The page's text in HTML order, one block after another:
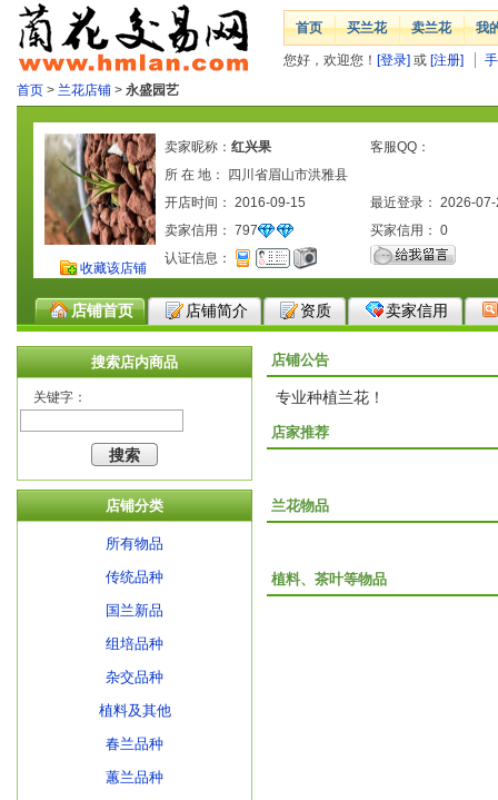
首页 买兰花 卖兰花 我
您好，欢迎您！ [登录] 或 [注册]
首页 > 兰花店铺 > 永盛园艺
收藏该店铺
卖家昵称： 红兴果
客服QQ：
所 在 地： 四川省眉山市洪雅县
开店时间： 2016-09-15
最近登录： 2026-
卖家信用： 797 买家信用： 0
认证信息：
店铺首页 店铺简介 资质 卖家信用
搜索店内商品
关键字：
店铺分类
所有物品
传统品种
国兰新品
组培品种
杂交品种
植料及其他
春兰品种
蕙兰品种
店铺公告
专业种植兰花！
店家推荐
兰花物品
植料、茶叶等物品